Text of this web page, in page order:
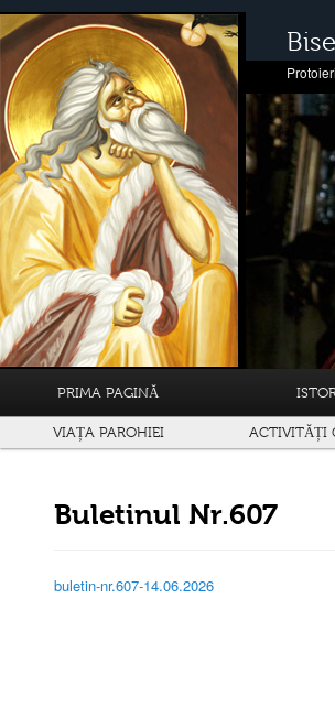
PRIMA PAGINĂ
VIAȚA PAROHIEI ACTIVITĂȚI
Buletinul Nr.607
buletin-nr.607-14.06.2026